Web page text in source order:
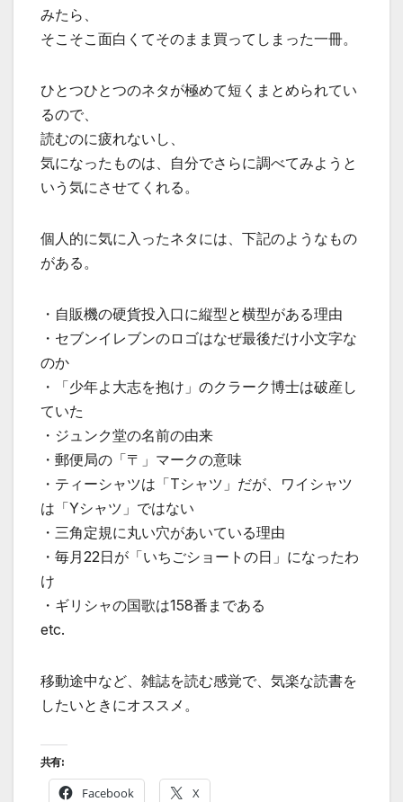
みたら、
そこそこ面白くてそのまま買ってしまった一冊。
ひとつひとつのネタが極めて短くまとめられてい
るので、
読むのに疲れないし、
気になったものは、自分でさらに調べてみようと
いう気にさせてくれる。
個人的に気に入ったネタには、下記のようなもの
がある。
・自販機の硬貨投入口に縦型と横型がある理由
・セブンイレブンのロゴはなぜ最後だけ小文字な
のか
・「少年よ大志を抱け」のクラーク博士は破産し
ていた
・ジュンク堂の名前の由来
・郵便局の「〒」マークの意味
・ティーシャツは「Tシャツ」だが、ワイシャツ
は「Yシャツ」ではない
・三角定規に丸い穴があいている理由
・毎月22日が「いちごショートの日」になったわ
け
・ギリシャの国歌は158番まである
etc.
移動途中など、雑誌を読む感覚で、気楽な読書を
したいときにオススメ。
共有:
Facebook X